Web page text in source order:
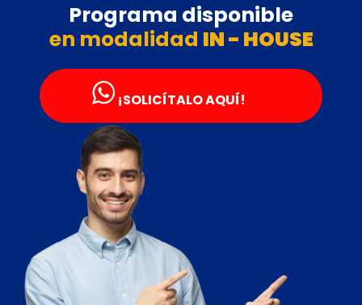
Programa disponible
en modalidad IN - HOUSE
¡SOLICÍTALO AQUÍ!